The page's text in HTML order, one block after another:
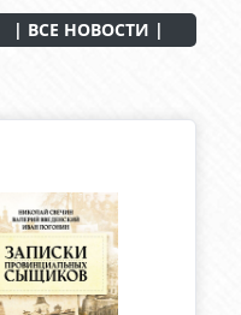
| ВСЕ НОВОСТИ |